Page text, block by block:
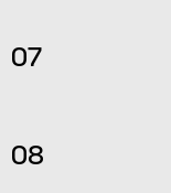
07
08